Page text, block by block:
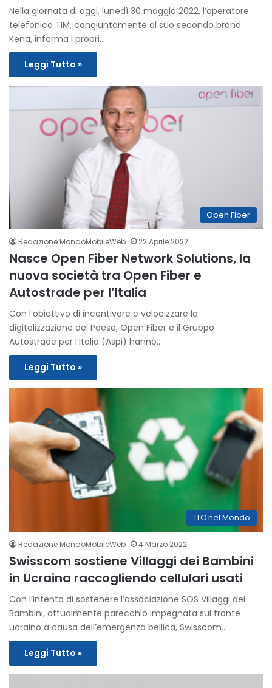
Nella giornata di oggi, lunedì 30 maggio 2022, l’operatore
telefonico TIM, congiuntamente al suo secondo brand
Kena, informa i propri…
Leggi Tutto »
Open Fiber
Redazione MondoMobileWeb 22 Aprile 2022
Nasce Open Fiber Network Solutions, la
nuova società tra Open Fiber e
Autostrade per l’Italia
Con l’obiettivo di incentivare e velocizzare la
digitalizzazione del Paese, Open Fiber e il Gruppo
Autostrade per l’Italia (Aspi) hanno…
Leggi Tutto »
TLC nel Mondo
Redazione MondoMobileWeb 4 Marzo 2022
Swisscom sostiene Villaggi dei Bambini
in Ucraina raccogliendo cellulari usati
Con l’intento di sostenere l’associazione SOS Villaggi dei
Bambini, attualmente parecchio impegnata sul fronte
ucraino a causa dell’emergenza bellica, Swisscom…
Leggi Tutto »